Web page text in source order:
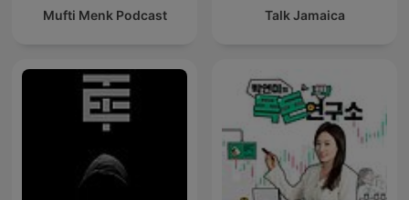
Talk Jamaica
Mufti Menk Podcast